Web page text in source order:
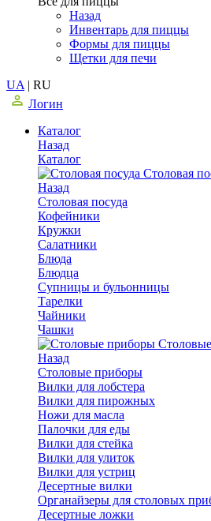
Назад
Инвентарь для пиццы
Формы для пиццы
Щетки для печи
UA | RU
Логин
Каталог
Назад
Каталог
Столовая
Назад
Столовая посуда
Кофейники
Кружки
Салатники
Блюда
Блюдца
Супницы и бульонницы
Тарелки
Чайники
Чашки
Назад
Cтоловые приборы
Вилки для лобстера
Вилки для пирожных
Ножи для масла
Палочки для еды
Вилки для стейка
Вилки для улиток
Вилки для устриц
Десертные вилки
Органайзеры для столовых
Десертные ложки